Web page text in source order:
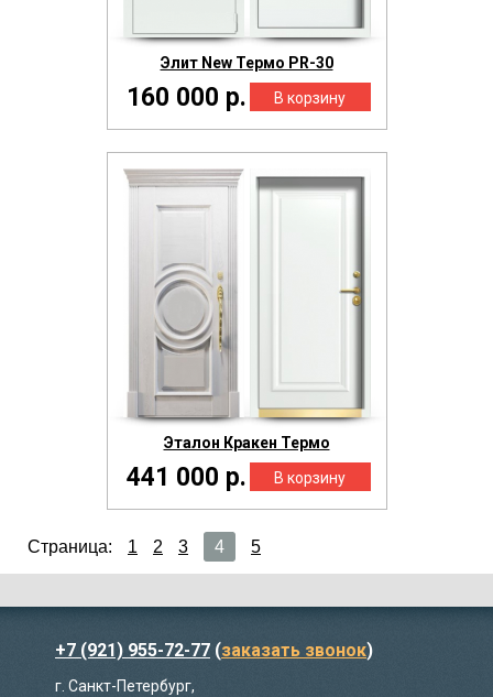
Элит New Термо PR-30
160 000 р.
Эталон Кракен Термо
441 000 р.
Страница: 1 2 3 4 5
+7 (921) 955-72-77 (заказать звонок)
г. Санкт-Петербург,